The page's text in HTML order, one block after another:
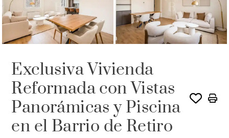
Exclusiva Vivienda
Reformada con Vistas
Panorámicas y Piscina
en el Barrio de Retiro